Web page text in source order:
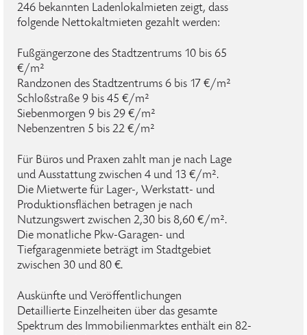
246 bekannten Ladenlokalmieten zeigt, dass
folgende Nettokaltmieten gezahlt werden:
Fußgängerzone des Stadtzentrums 10 bis 65
€/m²
Randzonen des Stadtzentrums 6 bis 17 €/m²
Schloßstraße 9 bis 45 €/m²
Siebenmorgen 9 bis 29 €/m²
Nebenzentren 5 bis 22 €/m²
Für Büros und Praxen zahlt man je nach Lage
und Ausstattung zwischen 4 und 13 €/m².
Die Mietwerte für Lager-, Werkstatt- und
Produktionsflächen betragen je nach
Nutzungswert zwischen 2,30 bis 8,60 €/m².
Die monatliche Pkw-Garagen- und
Tiefgaragenmiete beträgt im Stadtgebiet
zwischen 30 und 80 €.
Auskünfte und Veröffentlichungen
Detaillierte Einzelheiten über das gesamte
Spektrum des Immobilienmarktes enthält ein 82-